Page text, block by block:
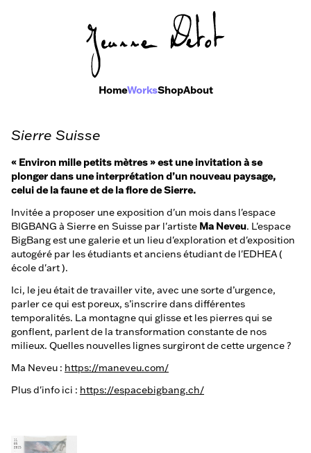
HomeWorksShopAbout
Sierre Suisse
« Environ mille petits mètres » est une invitation à se
plonger dans une interprétation d’un nouveau paysage,
celui de la faune et de la flore de Sierre.
Invitée a proposer une exposition d'un mois dans l'espace
BIGBANG à Sierre en Suisse par l'artiste Ma Neveu. L'espace
BigBang est une galerie et un lieu d'exploration et d'exposition
autogéré par les étudiants et anciens étudiant de l'EDHEA (
école d'art ).
Ici, le jeu était de travailler vite, avec une sorte d’urgence,
parler ce qui est poreux, s’inscrire dans différentes
temporalités. La montagne qui glisse et les pierres qui se
gonflent, parlent de la transformation constante de nos
milieux. Quelles nouvelles lignes surgiront de cette urgence ?
Ma Neveu : https://maneveu.com/
Plus d'info ici : https://espacebigbang.ch/